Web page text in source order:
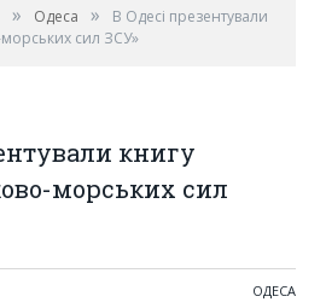
» Одеса »
В Одесі презентували
морських сил ЗСУ»
книгу
морських сил
ОДЕСА